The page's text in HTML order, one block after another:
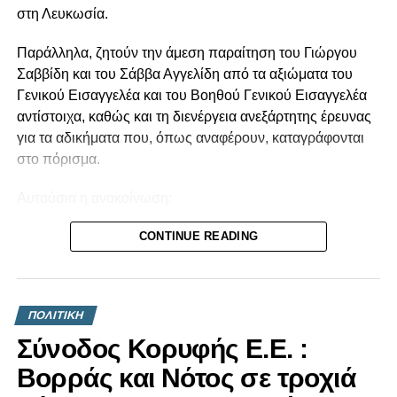
στη Λευκωσία.
Παράλληλα, ζητούν την άμεση παραίτηση του Γιώργου
Σαββίδη και του Σάββα Αγγελίδη από τα αξιώματα του
Γενικού Εισαγγελέα και του Βοηθού Γενικού Εισαγγελέα
αντίστοιχα, καθώς και τη διενέργεια ανεξάρτητης έρευνας
για τα αδικήματα που, όπως αναφέρουν, καταγράφονται
στο πόρισμα.
Το Πόρισμα της Αρχής Κατά της Διαφθοράς για το βιβλίο
βιώνει από το σύστημα εξουσίας Αναστασιάδη. Την
Αναστασιάδη-ΔΗΣΥ αλλά και τις πρακτικές συγκάλυψης
της διαφθοράς. Τα αδικήματα για τα οποία ελέγχεται ο
τέως Πρόεδρος της Δημοκρατίας, Ν. Αναστασιάδης και
άνθρωποι του περιβάλλοντός του είναι εξαιρετικά σοβαρά
CONTINUE READING
ΠΟΛΙΤΙΚΗ
Σύνοδος Κορυφής Ε.Ε. :
Βορράς και Νότος σε τροχιά